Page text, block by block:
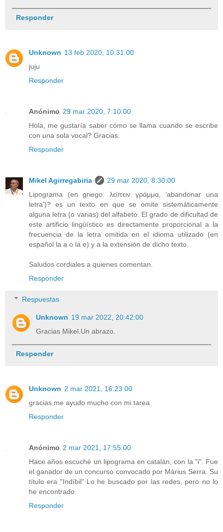
Responder
Unknown 13 feb 2020, 10:31:00
juju
Responder
Anónimo 29 mar 2020, 7:10:00
Hola, me gustaría saber cómo se llama cuando se escribe
con una sola vocal? Gracias.
Responder
Mikel Agirregabiria
29 mar 2020, 8:30:00
Lipograma (en griego: λείπειν γράμμα, ‘abandonar una
letra’)? es un texto en que se omite sistemáticamente
alguna letra (o varias) del alfabeto. El grado de dificultad de
este artificio lingüístico es directamente proporcional a la
frecuencia de la letra omitida en el idioma utilizado (en
español la a o la e) y a la extensión de dicho texto.
Saludos cordiales a quienes comentan.
Responder
Respuestas
Unknown 19 mar 2022, 20:42:00
Gracias Mikel.Un abrazo.
Responder
Unknown 2 mar 2021, 16:23:00
gracias me ayudo mucho con mi tarea
Responder
Anónimo 2 mar 2021, 17:55:00
Hace años escuché un lipograma en catalán, con la "i". Fue
el ganador de un concurso convocado por Màrius Serra. Su
título era "Indíbil" Lo he buscado por las redes, pero no lo
he encontrado.
Responder